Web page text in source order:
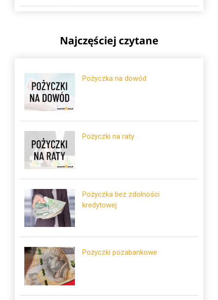
Najczęściej czytane
Pożyczka na dowód
Pożyczki na raty
Pożyczka bez zdolności
kredytowej
Pożyczki pozabankowe